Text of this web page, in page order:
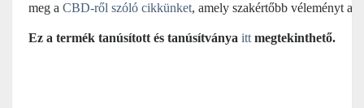
meg a CBD-ről szóló cikkünket, amely szakértőbb véleményt ad.
Ez a termék tanúsított és tanúsítványa itt megtekinthető.